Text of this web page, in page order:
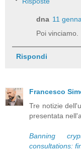
dna 11
Poi vinciamo.
Rispondi
Francesco
Tre notizie
presentata
Banning
consultations: